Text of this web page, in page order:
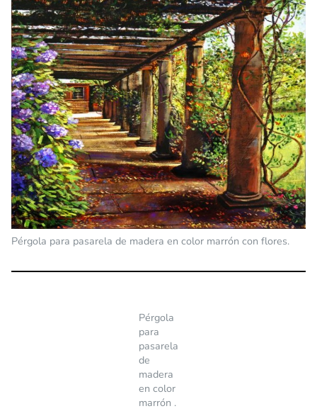
Pérgola para pasarela de madera en color marrón con flores.
Pérgola
para
pasarela
de
madera
en color
marrón .